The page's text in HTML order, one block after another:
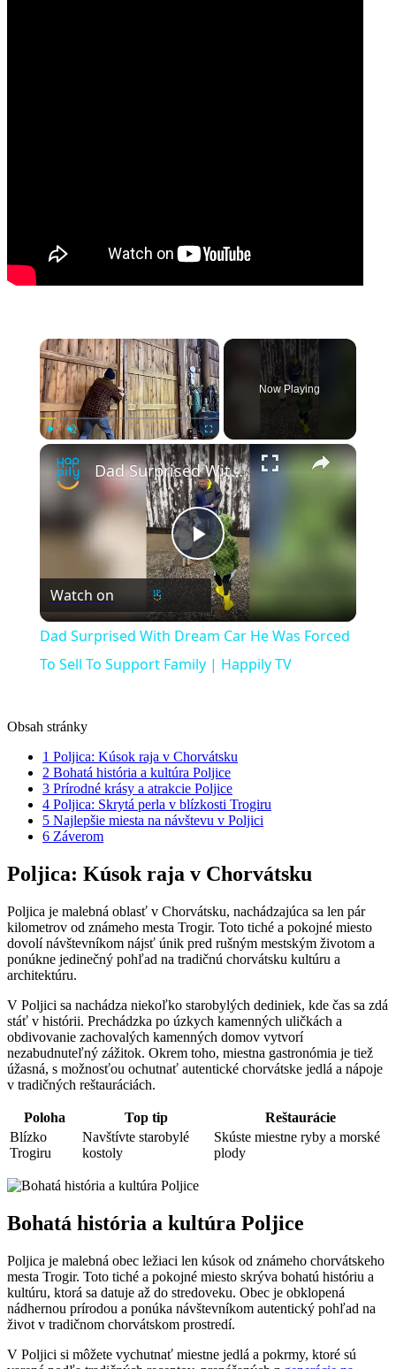
×
Fullscreen
Now Playing
×
Play
Video
Dad Surprised With Dream Car He Was Forced To Sell To Support Family | Happily TV
Watch on
Dad Surprised With Dream Car He Was Forced
To Sell To Support Family | Happily TV
Obsah stránky
1 Poljica: Kúsok raja v Chorvátsku
2 Bohatá história a kultúra Poljice
3 Prírodné krásy a atrakcie Poljice
4 Poljica: Skrytá perla v blízkosti Trogiru
5 Najlepšie miesta na návštevu v Poljici
6 Záverom
Poljica: Kúsok raja v Chorvátsku
Poljica je malebná oblasť v Chorvátsku, nachádzajúca sa len pár
kilometrov od známeho mesta Trogir. Toto tiché a pokojné miesto
dovolí návštevníkom nájsť únik pred rušným mestským životom a
ponúkne jedinečný pohľad na tradičnú chorvátsku kultúru a
architektúru.
V Poljici sa nachádza niekoľko starobylých dediniek, kde čas sa zdá
stáť v histórii. Prechádzka po úzkych kamenných uličkách a
obdivovanie zachovalých kamenných domov vytvorí
nezabudnuteľný zážitok. Okrem toho, miestna gastronómia je tiež
úžasná, s možnosťou ochutnať autentické chorvátske jedlá a nápoje
v tradičných reštauráciách.
Poloha Top tip
Reštaurácie
Blízko
Trogiru
Navštívte starobylé
kostoly
Skúste miestne ryby a morské
plody
Bohatá história a kultúra Poljice
Poljica je malebná obec ležiaci len kúsok od známeho chorvátskeho
mesta Trogir. Toto tiché a pokojné miesto skrýva bohatú históriu a
kultúru, ktorá sa datuje až do stredoveku. Obec je obklopená
nádhernou prírodou a ponúka návštevníkom autentický pohľad na
život v tradičnom chorvátskom prostredí.
V Poljici si môžete vychutnať miestne jedlá a pokrmy, ktoré sú